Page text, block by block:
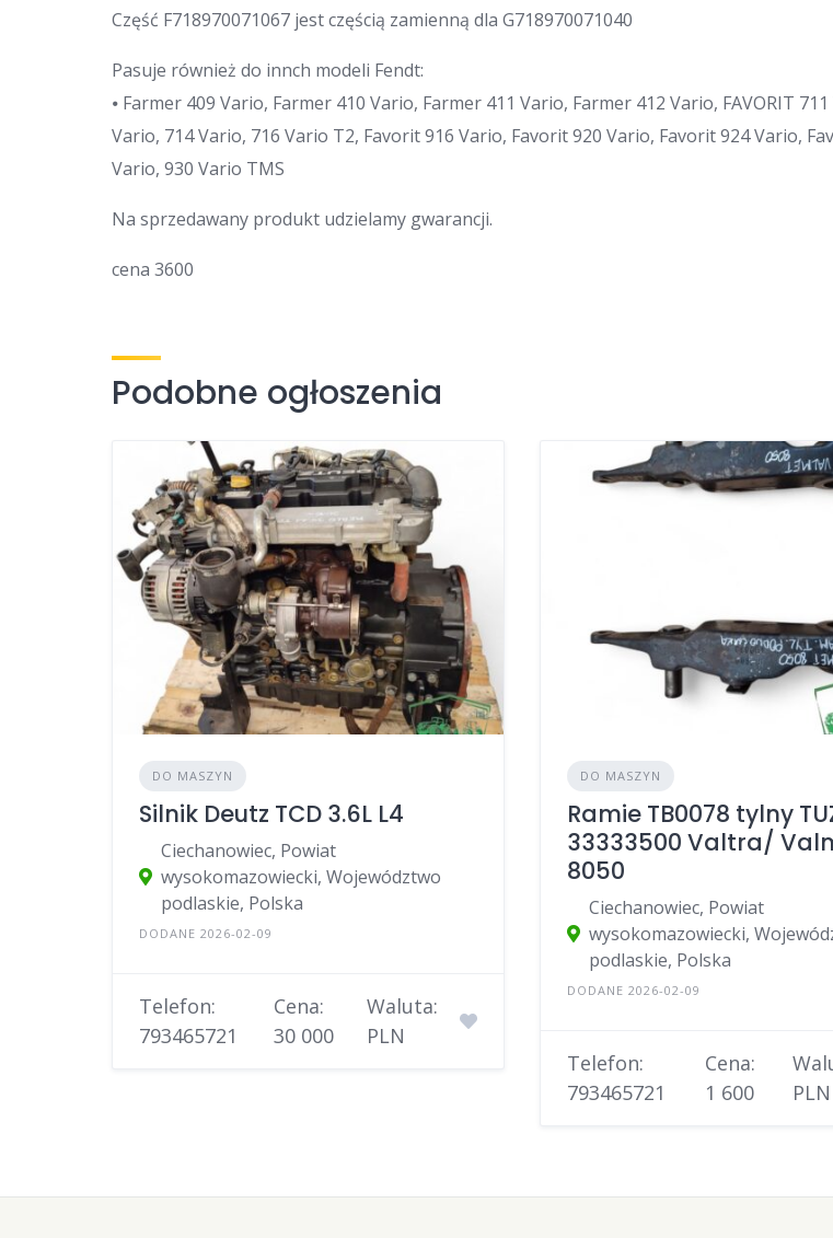
Część F718970071067 jest częścią zamienną dla G718970071040
Pasuje również do innch modeli Fendt:
⦁ Farmer 409 Vario, Farmer 410 Vario, Farmer 411 Vario, Farmer 412 Vario, FAVORIT 711
Vario, 714 Vario, 716 Vario T2, Favorit 916 Vario, Favorit 920 Vario, Favorit 924 Vario,
Vario, 930 Vario TMS
Na sprzedawany produkt udzielamy gwarancji.
cena 3600
Podobne ogłoszenia
DO MASZYN
Silnik Deutz TCD 3.6L L4
Ciechanowiec, Powiat
wysokomazowiecki, Województwo
podlaskie, Polska
DODANE 2026-02-09
Telefon:
793465721
Cena:
30 000
Waluta:
PLN
DO MASZYN
Ramie TB0078 tylny
33333500 Valtra/
8050
Ciechanowiec, Powiat
wysokomazowiecki,
podlaskie, Polska
DODANE 2026-02-09
Telefon:
793465721
Cena:
1 600
PLN